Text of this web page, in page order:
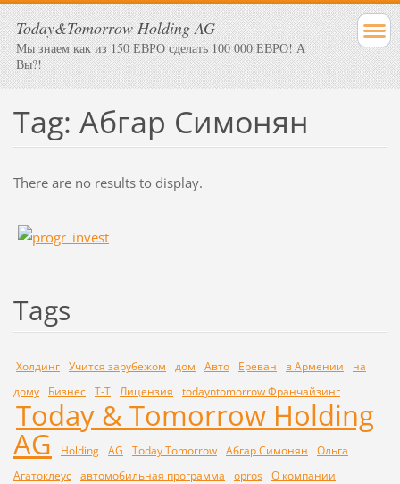
Today&Tomorrow Holding AG
Мы знаем как из 150 ЕВРО сделать 100 000 ЕВРО! А
Вы?!
Tag: Абгар Симонян
There are no results to display.
Tags
Холдинг Учится зарубежом дом Авто Ереван в Армении
на
дому
Бизнес Т-Т Лицензия todayntomorrow Франчайзинг
Today & Tomorrow Holding
AG Holding AG Today Tomorrow Абгар Симонян
Ольга
Агатоклеус автомобильная программа opros О компании